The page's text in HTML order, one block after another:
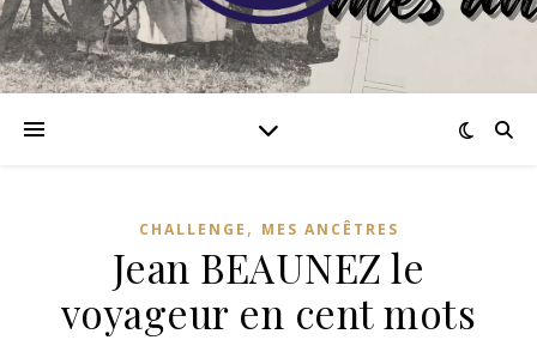
CHALLENGE , MES ANCÊTRES
Jean BEAUNEZ le
voyageur en cent mots